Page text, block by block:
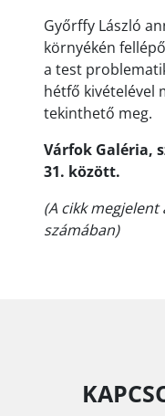
Győrffy László
környékén
a test
hétfő kivételével
tekinthető meg.
Várfok Galéria,
31. között.
(A cikk megjelent
számában)